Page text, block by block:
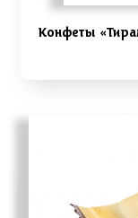
Конфеты